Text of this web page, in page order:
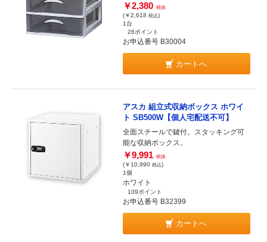
￥2,380 税抜
(￥2,618 税込)
1台
26ポイント
お申込番号 B30004
カートへ
アスカ 組立式収納ボックス ホワイ
ト SB500W【個人宅配送不可】
全面スチールで鍵付。スタッキング可
能な収納ボックス。
￥9,991 税抜
(￥10,990 税込)
1個
ホワイト
109ポイント
お申込番号 B32399
カートへ